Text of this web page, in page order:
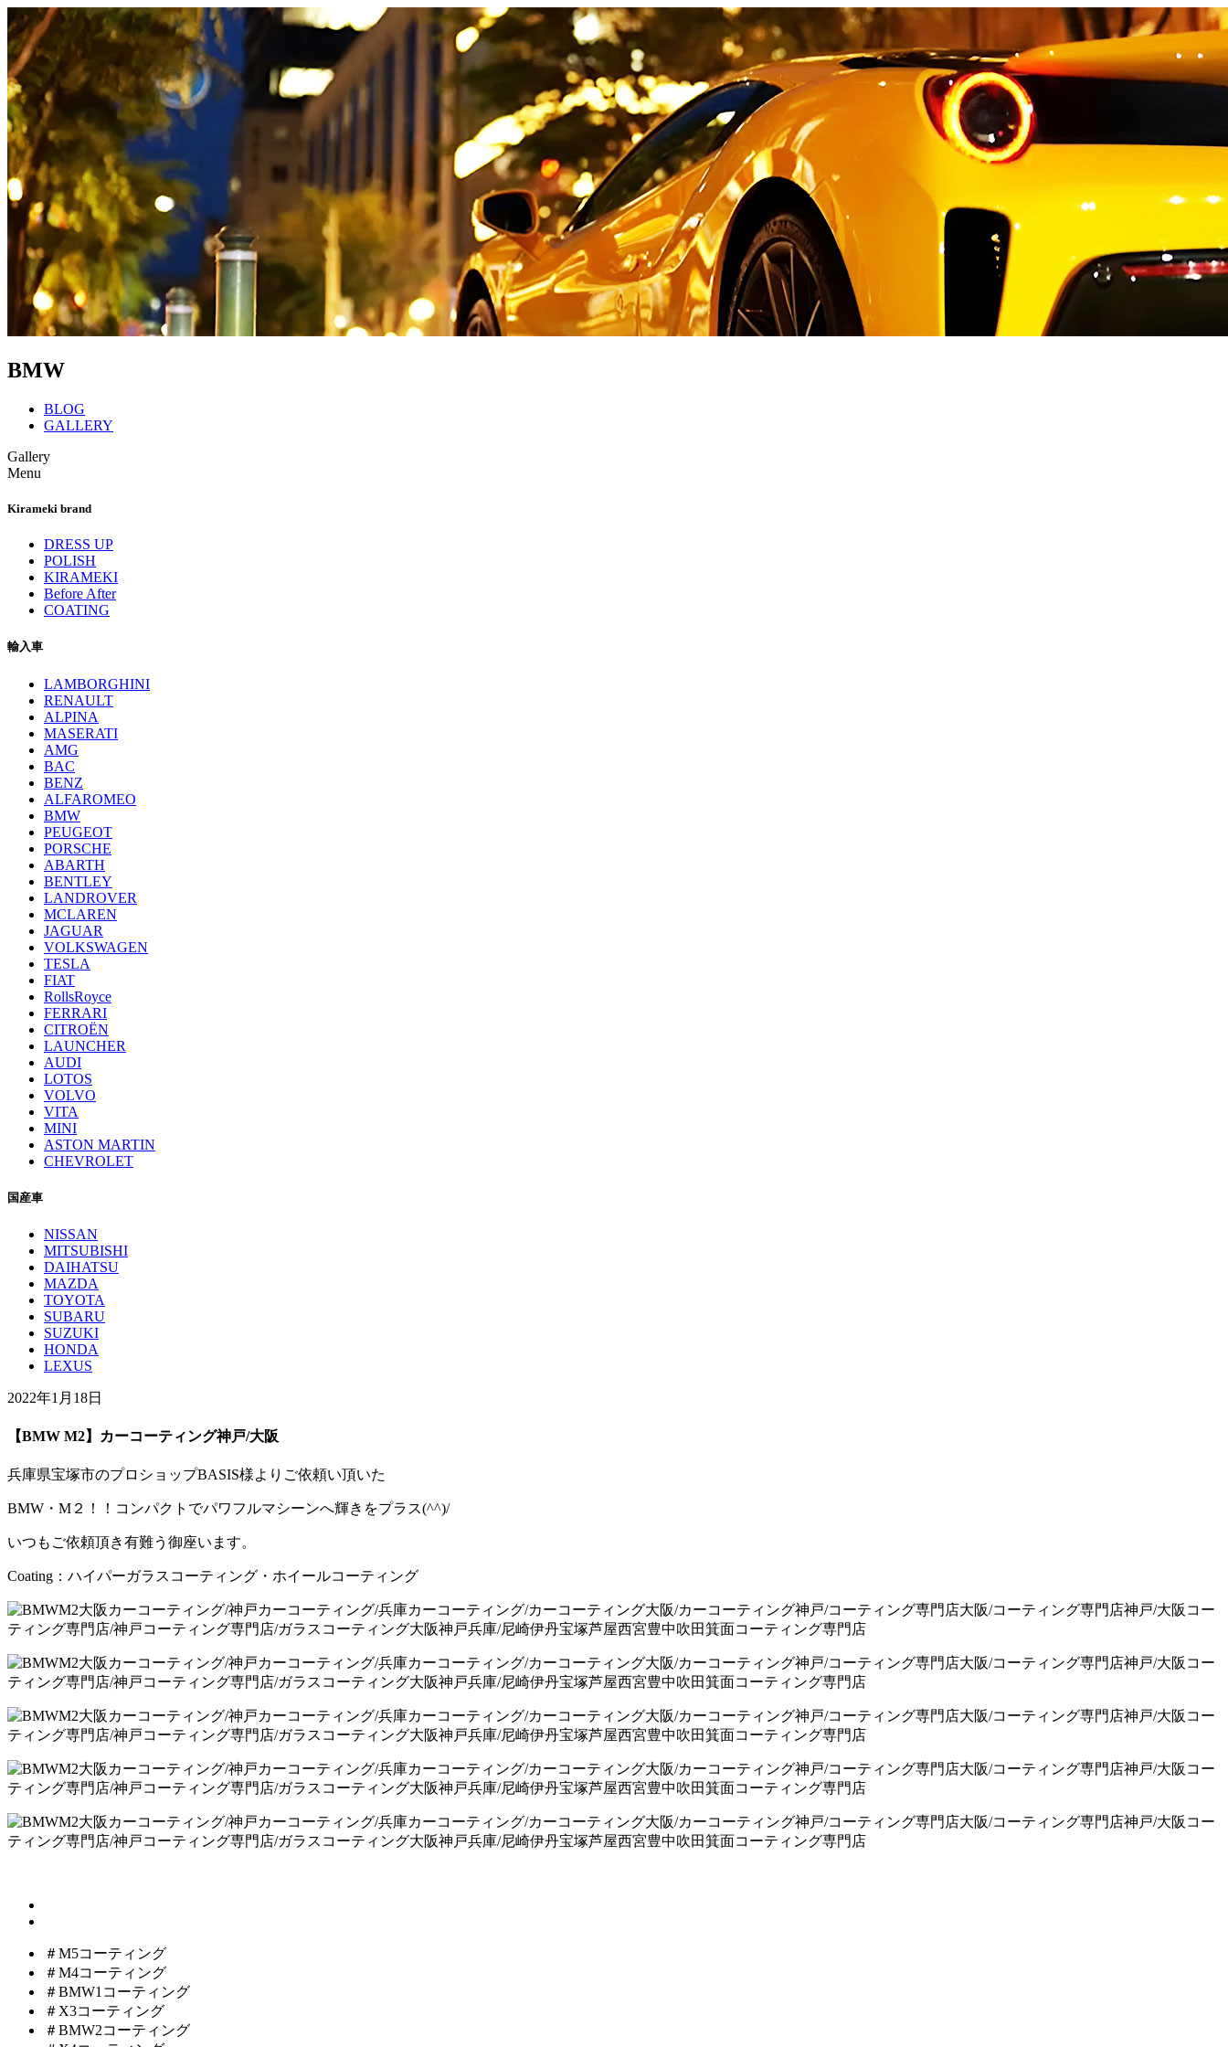
BMW
BLOG
GALLERY
Gallery
Menu
Kirameki brand
DRESS UP
POLISH
KIRAMEKI
Before After
COATING
輸入車
LAMBORGHINI
RENAULT
ALPINA
MASERATI
AMG
BAC
BENZ
ALFAROMEO
BMW
PEUGEOT
PORSCHE
ABARTH
BENTLEY
LANDROVER
MCLAREN
JAGUAR
VOLKSWAGEN
TESLA
FIAT
RollsRoyce
FERRARI
CITROËN
LAUNCHER
AUDI
LOTOS
VOLVO
VITA
MINI
ASTON MARTIN
CHEVROLET
国産車
NISSAN
MITSUBISHI
DAIHATSU
MAZDA
TOYOTA
SUBARU
SUZUKI
HONDA
LEXUS
2022年1月18日
【BMW M2】カーコーティング神戸/大阪
兵庫県宝塚市のプロショップBASIS様よりご依頼い頂いた
BMW・M２！！コンパクトでパワフルマシーンへ輝きをプラス(^^)/
いつもご依頼頂き有難う御座います。
Coating：ハイパーガラスコーティング・ホイールコーティング
＃M5コーティング
＃M4コーティング
＃BMW1コーティング
＃X3コーティング
＃BMW2コーティング